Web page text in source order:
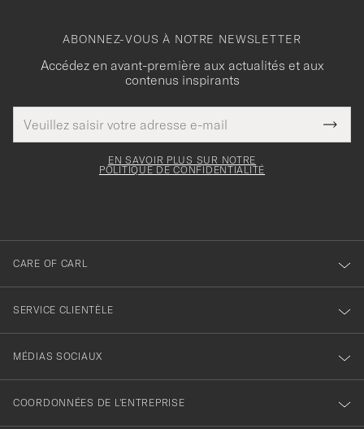
ABONNEZ-VOUS À NOTRE NEWSLETTER
Accédez en avant-première aux actualités et aux
contenus inspirants
de
courrier
Merci
pour
EN SAVOIR PLUS SUR NOTRE
POLITIQUE DE CONFIDENTIALITÉ
CARE OF CARL
SERVICE CLIENTÈLE
MÉDIAS SOCIAUX
COORDONNÉES DE L'ENTREPRISE